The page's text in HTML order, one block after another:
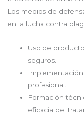
Los medios de
en la lucha contra
Uso de
seguros.
profesional.
Formación
eficacia del